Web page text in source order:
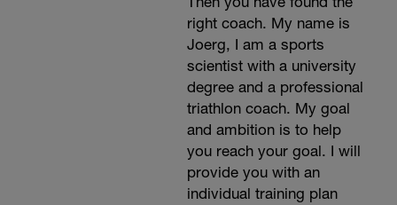
right coach. My name is
Joerg, I am a sports
scientist with a university
degree and a professional
triathlon coach. My goal
and ambition is to help
you reach your goal. I will
provide you with an
individual training plan